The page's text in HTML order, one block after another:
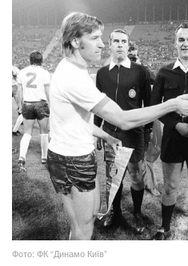
Фото: ФК “Динамо Київ”